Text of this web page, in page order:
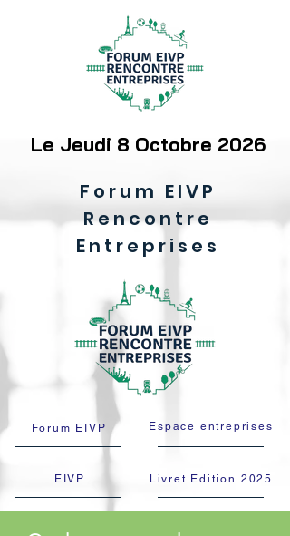
Le Jeudi 8 Octobre 2026
Forum EIVP
Rencontre
Entreprises
Forum EIVP Espace entreprises
EIVP Livret Edition 2025